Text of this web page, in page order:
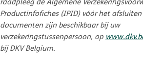
Productinfofiches (IPID) vóór het afsluiten
documenten zijn beschikbaar bij uw
verzekeringstussenpersoon, op
bij DKV Belgium.